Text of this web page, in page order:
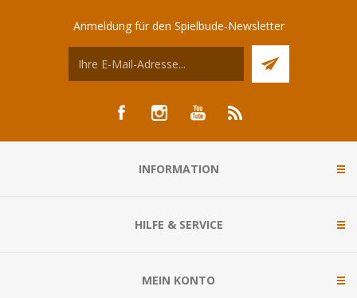
Anmeldung für den Spielbude-Newsletter
INFORMATION
HILFE & SERVICE
MEIN KONTO